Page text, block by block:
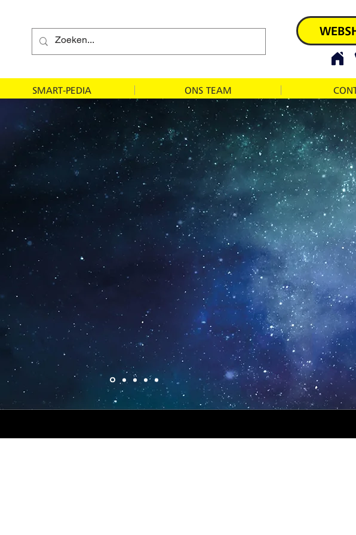
SMART-PEDIA ONS TEAM
is een
zijn solide
producten.